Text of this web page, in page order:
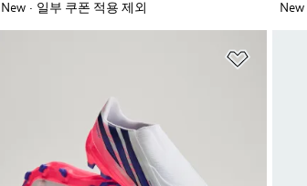
New
일부 쿠폰 적용 제외
New